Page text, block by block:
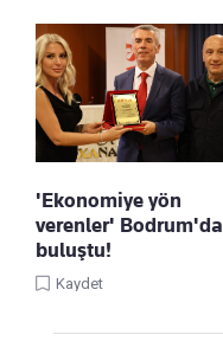
'Ekonomiye yön
verenler' Bodrum'da
buluştu!
Kaydet